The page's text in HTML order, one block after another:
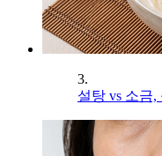
3.
설탕 vs 소금